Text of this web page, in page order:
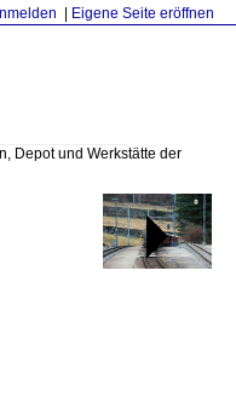
Eigene Seite eröffnen
Depot und Werkstätte der